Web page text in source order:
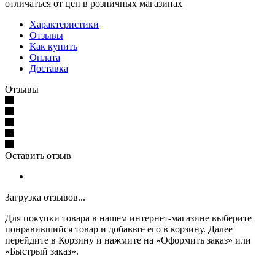
отличаться от цен в розничных магазинах
Характеристики
Отзывы
Как купить
Оплата
Доставка
Отзывы
Оставить отзыв
Загрузка отзывов...
Для покупки товара в нашем интернет-магазине выберите
понравившийся товар и добавьте его в корзину. Далее
перейдите в Корзину и нажмите на «Оформить заказ» или
«Быстрый заказ».